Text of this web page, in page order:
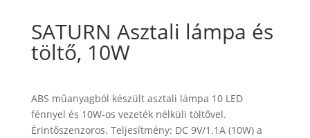
SATURN Asztali lámpa és
töltő, 10W
ABS műanyagból készült asztali lámpa 10 LED
fénnyel és 10W-os vezeték nélküli töltővel.
Érintőszenzoros. Teljesítmény: DC 9V/1.1A (10W) a